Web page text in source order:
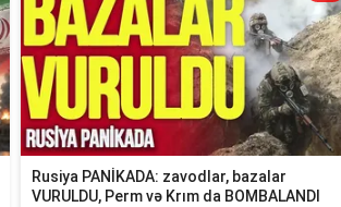
Rusiya PANİKADA: zavodlar, bazalar
VURULDU, Perm və Krım da BOMBALANDI